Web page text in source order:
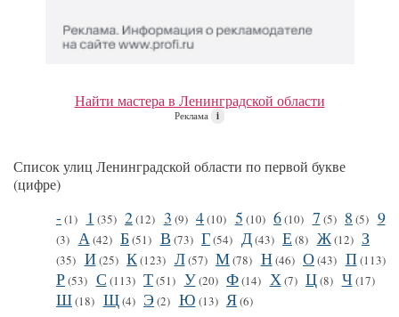
Найти мастера в Ленинградской области
Реклама i
Список улиц Ленинградской области по первой букве
(цифре)
-(1) 1 (35) 2(12) 3 (9) 4(10) 5 (10) 6(10) 7 (5) 8 (5) 9
(3) А(42) Б(51) В (73) Г(54) Д(43) Е (8) Ж(12) З
(35) И(25) К(123) Л(57) М(78) Н(46) О(43) П(113)
Р(53) С (113) Т(51) У(20) Ф(14) Х(7) Ц(8) Ч (17)
Ш(18) Щ(4) Э(2) Ю (13) Я(6)